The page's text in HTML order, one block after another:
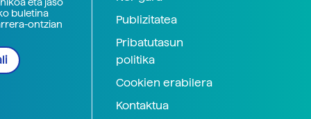
buletina
ontzian
Publizitatea
Pribatutasun
politika
Cookien erabilera
Kontaktua